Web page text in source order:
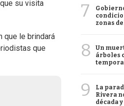
su visita
que le brindará
que
7
zonas
8
Un
árboles
9
La
Rivera
década